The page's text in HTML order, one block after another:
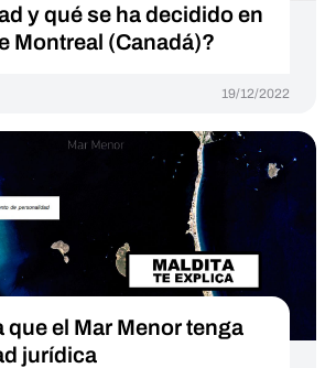
y qué se ha decidido en
Montreal (Canadá)?
19/12/2022
que el Mar Menor tenga
jurídica